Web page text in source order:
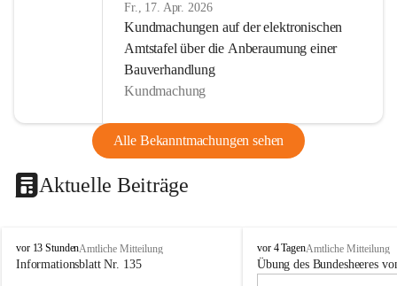
Fr., 17. Apr. 2026
Kundmachungen auf der elektronischen
Amtstafel über die Anberaumung einer
Bauverhandlung
Kundmachung
Alle Bekanntmachungen sehen
Aktuelle Beiträge
B
u
vor 13 StundenAmtliche Mitteilung
Informationsblatt Nr. 135
B
u
vor 4 TagenAmtliche Mitteilung
Übung des Bundesheeres